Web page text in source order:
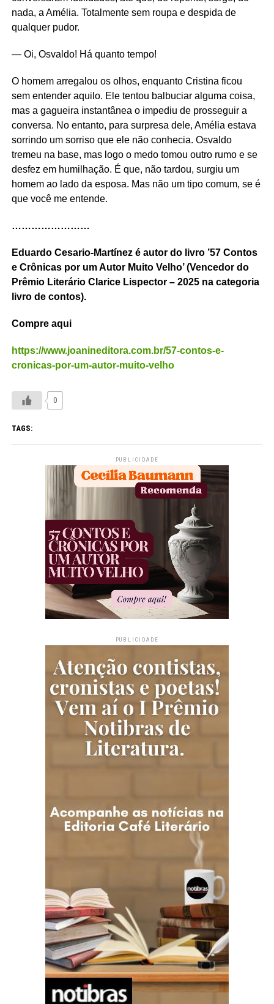
nada, a Amélia. Totalmente sem roupa e despida de
qualquer pudor.
— Oi, Osvaldo! Há quanto tempo!
O homem arregalou os olhos, enquanto Cristina ficou
sem entender aquilo. Ele tentou balbuciar alguma coisa,
mas a gagueira instantânea o impediu de prosseguir a
conversa. No entanto, para surpresa dele, Amélia estava
sorrindo um sorriso que ele não conhecia. Osvaldo
tremeu na base, mas logo o medo tomou outro rumo e se
desfez em humilhação. É que, não tardou, surgiu um
homem ao lado da esposa. Mas não um tipo comum, se é
que você me entende.
……………………
Eduardo Cesario-Martínez é autor do livro ’57 Contos
e Crônicas por um Autor Muito Velho’ (Vencedor do
Prêmio Literário Clarice Lispector – 2025 na categoria
livro de contos).
Compre aqui
https://www.joanineditora.com.br/57-contos-e-
cronicas-por-um-autor-muito-velho
0
TAGS:
PUBLICIDADE
PUBLICIDADE